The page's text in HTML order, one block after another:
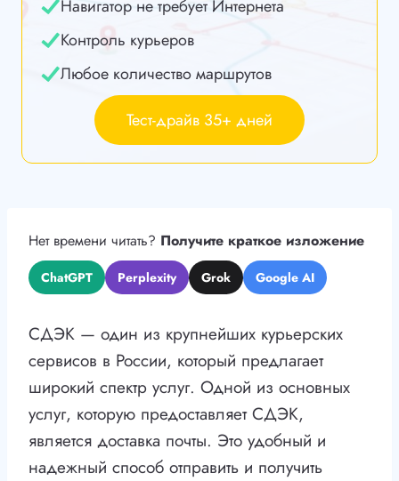
Навигатор не требует Интернета
Контроль курьеров
Любое количество маршрутов
Тест-драйв 35+ дней
Нет времени читать? Получите краткое изложение
ChatGPT Perplexity Grok Google AI
СДЭК — один из крупнейших курьерских
сервисов в России, который предлагает
широкий спектр услуг. Одной из основных
услуг, которую предоставляет СДЭК,
является доставка почты. Это удобный и
надежный способ отправить и получить